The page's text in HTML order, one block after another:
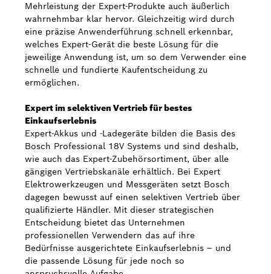
Mehrleistung der Expert-Produkte auch äußerlich
wahrnehmbar klar hervor. Gleichzeitig wird durch
eine präzise Anwenderführung schnell erkennbar,
welches Expert-Gerät die beste Lösung für die
jeweilige Anwendung ist, um so dem Verwender eine
schnelle und fundierte Kaufentscheidung zu
ermöglichen.
Expert im selektiven Vertrieb für bestes
Einkaufserlebnis
Expert-Akkus und -Ladegeräte bilden die Basis des
Bosch Professional 18V Systems und sind deshalb,
wie auch das Expert-Zubehörsortiment, über alle
gängigen Vertriebskanäle erhältlich. Bei Expert
Elektrowerkzeugen und Messgeräten setzt Bosch
dagegen bewusst auf einen selektiven Vertrieb über
qualifizierte Händler. Mit dieser strategischen
Entscheidung bietet das Unternehmen
professionellen Verwendern das auf ihre
Bedürfnisse ausgerichtete Einkaufserlebnis – und
die passende Lösung für jede noch so